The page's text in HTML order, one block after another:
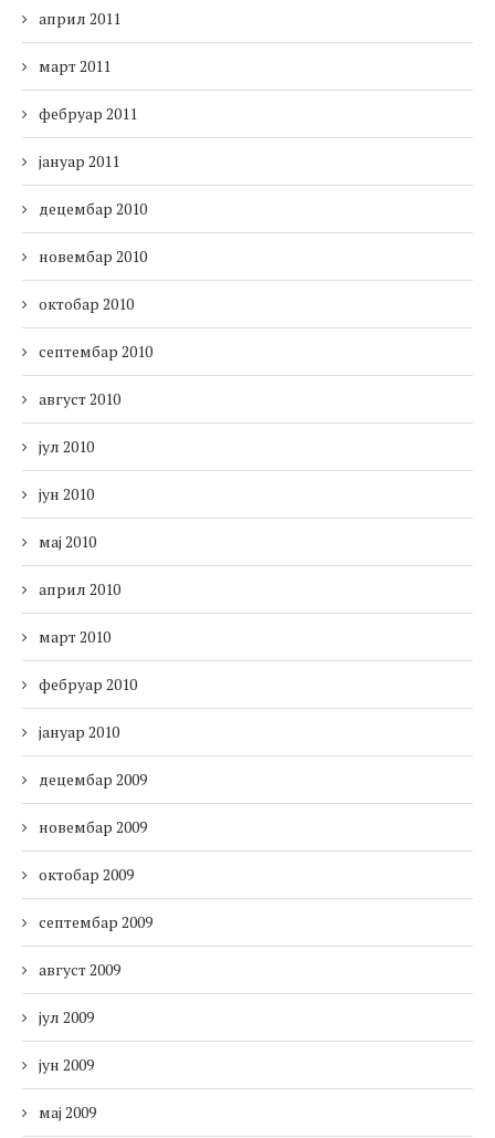
април 2011
март 2011
фебруар 2011
јануар 2011
децембар 2010
новембар 2010
октобар 2010
септембар 2010
август 2010
јул 2010
јун 2010
мај 2010
април 2010
март 2010
фебруар 2010
јануар 2010
децембар 2009
новембар 2009
октобар 2009
септембар 2009
август 2009
јул 2009
јун 2009
мај 2009